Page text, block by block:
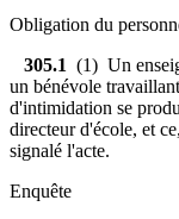
Obligation du
305.1 (1) Un
un bénévole
d'intimidation se
directeur d'école, et
signalé l'acte.
Enquête